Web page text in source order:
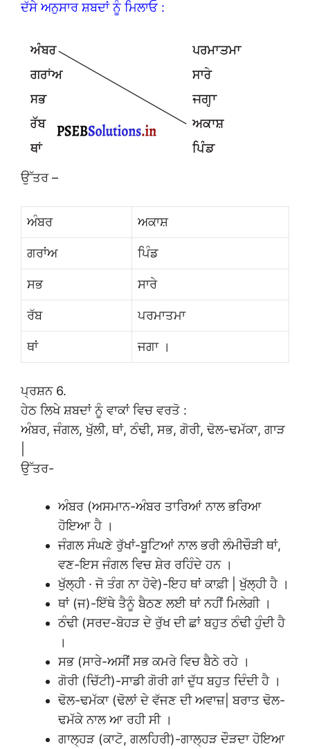
ਦੱਸੇ ਅਨੁਸਾਰ ਸ਼ਬਦਾਂ ਨੂੰ ਮਿਲਾਓ :
ਉੱਤਰ –
ਅੰਬਰ ਅਕਾਸ਼
ਗਰਾਂਅ ਪਿੰਡ
ਸਭ ਸਾਰੇ
ਰੱਬ ਪਰਮਾਤਮਾ
ਥਾਂ ਜਗਾ ।
ਪ੍ਰਸ਼ਨ 6.
ਹੇਠ ਲਿਖੇ ਸ਼ਬਦਾਂ ਨੂੰ ਵਾਕਾਂ ਵਿਚ ਵਰਤੋ :
ਅੰਬਰ, ਜੰਗਲ, ਖੁੱਲੀ, ਥਾਂ, ਠੰਢੀ, ਸਭ, ਗੋਰੀ, ਢੋਲ-ਢਮੱਕਾ, ਗਾੜ
ਉੱਤਰ-
ਅੰਬਰ (ਅਸਮਾਨ-ਅੰਬਰ ਤਾਰਿਆਂ ਨਾਲ ਭਰਿਆ
ਹੋਇਆ ਹੈ ।
ਜੰਗਲ ਸੰਘਣੇ ਰੁੱਖਾਂ-ਬੂਟਿਆਂ ਨਾਲ ਭਰੀ ਲੰਮੀਚੌੜੀ ਥਾਂ,
ਵਣ-ਇਸ ਜੰਗਲ ਵਿਚ ਸ਼ੇਰ ਰਹਿੰਦੇ ਹਨ ।
ਖੁੱਲ੍ਹੀ · ਜੋ ਤੰਗ ਨਾ ਹੋਵੇ)-ਇਹ ਥਾਂ ਕਾਫ਼ੀ | ਖੁੱਲ੍ਹੀ ਹੈ ।
ਥਾਂ (ਜ)-ਇੱਥੇ ਤੈਨੂੰ ਬੈਠਣ ਲਈ ਥਾਂ ਨਹੀਂ ਮਿਲੇਗੀ ।
ਠੰਢੀ (ਸਰਦ-ਬੋਹੜ ਦੇ ਰੁੱਖ ਦੀ ਛਾਂ ਬਹੁਤ ਠੰਢੀ ਹੁੰਦੀ ਹੈ
।
ਸਭ (ਸਾਰੇ-ਅਸੀਂ ਸਭ ਕਮਰੇ ਵਿਚ ਬੈਠੇ ਰਹੇ ।
ਗੋਰੀ (ਚਿੱਟੀ)-ਸਾਡੀ ਗੋਰੀ ਗਾਂ ਦੁੱਧ ਬਹੁਤ ਦਿੰਦੀ ਹੈ ।
ਢੋਲ-ਢਮੱਕਾ (ਢੋਲਾਂ ਦੇ ਵੱਜਣ ਦੀ ਅਵਾਜ਼| ਬਰਾਤ ਢੋਲ-
ਢਮੱਕੇ ਨਾਲ ਆ ਰਹੀ ਸੀ ।
ਗਾਲ੍ਹੜ (ਕਾਟੋ, ਗਲਹਿਰੀ)-ਗਾਲ੍ਹੜ ਦੌੜਦਾ ਹੋਇਆ